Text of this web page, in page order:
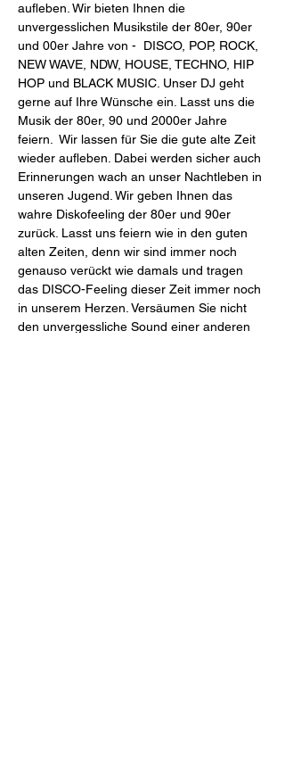
aufleben. Wir bieten Ihnen die
unvergesslichen Musikstile der 80er, 90er
und 00er Jahre von -  DISCO, POP, ROCK,
NEW WAVE, NDW, HOUSE, TECHNO, HIP
HOP und BLACK MUSIC. Unser DJ geht
gerne auf Ihre Wünsche ein. Lasst uns die
Musik der 80er, 90 und 2000er Jahre
feiern.  Wir lassen für Sie die gute alte Zeit
wieder aufleben. Dabei werden sicher auch
Erinnerungen wach an unser Nachtleben in
unseren Jugend. Wir geben Ihnen das
wahre Diskofeeling der 80er und 90er
zurück. Lasst uns feiern wie in den guten
alten Zeiten, denn wir sind immer noch
genauso verückt wie damals und tragen
das DISCO-Feeling dieser Zeit immer noch
in unserem Herzen. Versäumen Sie nicht
den unvergessliche Sound einer anderen